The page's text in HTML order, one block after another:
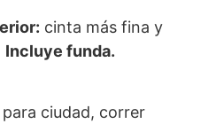
cinta más fina y
Incluye funda.
ciudad, correr